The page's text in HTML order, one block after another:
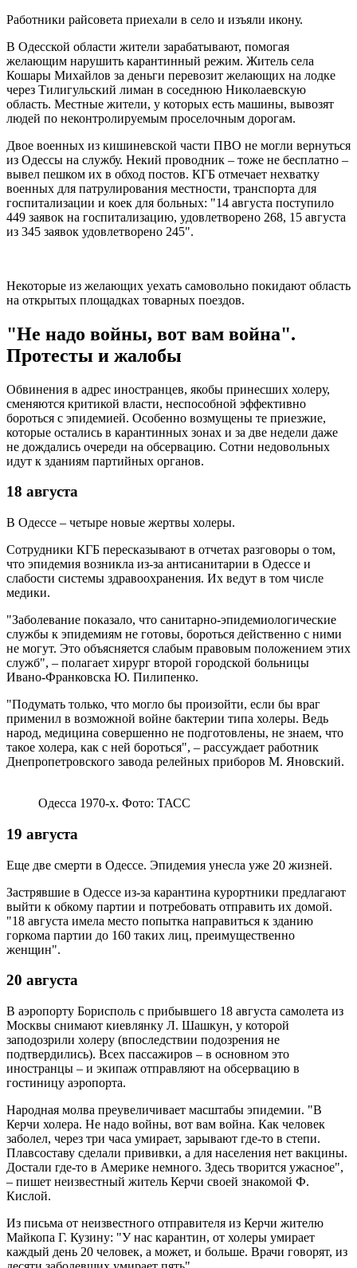
Работники райсовета приехали в село и изъяли икону.
В Одесской области жители зарабатывают, помогая
желающим нарушить карантинный режим. Житель села
Кошары Михайлов за деньги перевозит желающих на лодке
через Тилигульский лиман в соседнюю Николаевскую
область. Местные жители, у которых есть машины, вывозят
людей по неконтролируемым проселочным дорогам.
Двое военных из кишиневской части ПВО не могли вернуться
из Одессы на службу. Некий проводник – тоже не бесплатно –
вывел пешком их в обход постов. КГБ отмечает нехватку
военных для патрулирования местности, транспорта для
госпитализации и коек для больных: "14 августа поступило
449 заявок на госпитализацию, удовлетворено 268, 15 августа
из 345 заявок удовлетворено 245".
Некоторые из желающих уехать самовольно покидают область
на открытых площадках товарных поездов.
"Не надо войны, вот вам война".
Протесты и жалобы
Обвинения в адрес иностранцев, якобы принесших холеру,
сменяются критикой власти, неспособной эффективно
бороться с эпидемией. Особенно возмущены те приезжие,
которые остались в карантинных зонах и за две недели даже
не дождались очереди на обсервацию. Сотни недовольных
идут к зданиям партийных органов.
18 августа
В Одессе – четыре новые жертвы холеры.
Сотрудники КГБ пересказывают в отчетах разговоры о том,
что эпидемия возникла из-за антисанитарии в Одессе и
слабости системы здравоохранения. Их ведут в том числе
медики.
"Заболевание показало, что санитарно-эпидемиологические
службы к эпидемиям не готовы, бороться действенно с ними
не могут. Это объясняется слабым правовым положением этих
служб", – полагает хирург второй городской больницы
Ивано-Франковска Ю. Пилипенко.
"Подумать только, что могло бы произойти, если бы враг
применил в возможной войне бактерии типа холеры. Ведь
народ, медицина совершенно не подготовлены, не знаем, что
такое холера, как с ней бороться", – рассуждает работник
Днепропетровского завода релейных приборов М. Яновский.
Одесса 1970-х. Фото: ТАСС
19 августа
Еще две смерти в Одессе. Эпидемия унесла уже 20 жизней.
Застрявшие в Одессе из-за карантина курортники предлагают
выйти к обкому партии и потребовать отправить их домой.
"18 августа имела место попытка направиться к зданию
горкома партии до 160 таких лиц, преимущественно
женщин".
20 августа
В аэропорту Борисполь с прибывшего 18 августа самолета из
Москвы снимают киевлянку Л. Шашкун, у которой
заподозрили холеру (впоследствии подозрения не
подтвердились). Всех пассажиров – в основном это
иностранцы – и экипаж отправляют на обсервацию в
гостиницу аэропорта.
Народная молва преувеличивает масштабы эпидемии. "В
Керчи холера. Не надо войны, вот вам война. Как человек
заболел, через три часа умирает, зарывают где-то в степи.
Плавсоставу сделали прививки, а для населения нет вакцины.
Достали где-то в Америке немного. Здесь творится ужасное",
– пишет неизвестный житель Керчи своей знакомой Ф.
Кислой.
Из письма от неизвестного отправителя из Керчи жителю
Майкопа Г. Кузину: "У нас карантин, от холеры умирает
каждый день 20 человек, а может, и больше. Врачи говорят, из